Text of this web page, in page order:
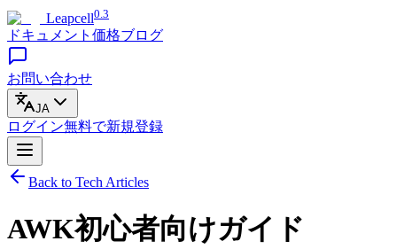
Leapcell0.3
ドキュメント 価格ブログ
お問い合わせ
JA
ログイン無料で新規登録
Back to Tech Articles
AWK初心者向けガイド